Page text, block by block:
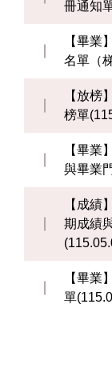
冊通知
【畢業
名單（
【放榜
榜單
【畢業
與畢業
【成績
期成績
【畢業
單